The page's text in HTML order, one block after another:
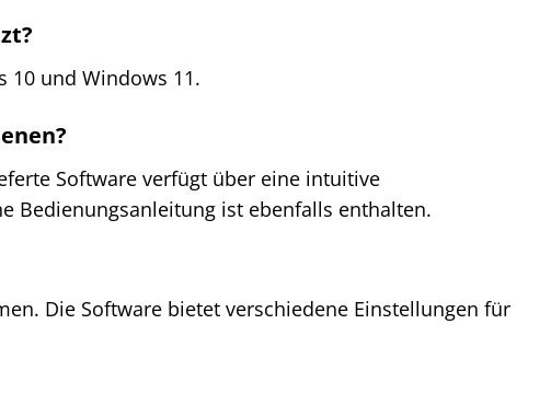
10 und Windows 11.
Software verfügt über eine intuitive
Bedienungsanleitung ist ebenfalls enthalten.
Die Software bietet verschiedene Einstellungen für